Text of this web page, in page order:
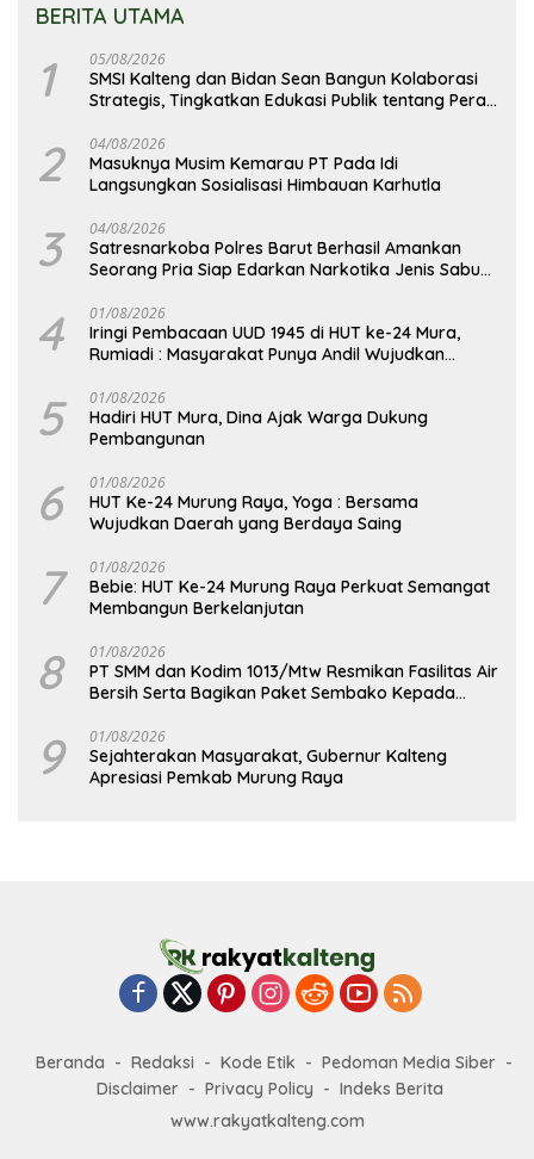
BERITA UTAMA
1 05/08/2026
SMSI Kalteng dan Bidan Sean Bangun Kolaborasi
Strategis, Tingkatkan Edukasi Publik tentang Peran
2 04/08/2026
Masuknya Musim Kemarau PT Pada Idi
Langsungkan Sosialisasi Himbauan Karhutla
3 04/08/2026
Satresnarkoba Polres Barut Berhasil Amankan
Seorang Pria Siap Edarkan Narkotika Jenis Sabu
4 01/08/2026
Iringi Pembacaan UUD 1945 di HUT ke-24 Mura,
Rumiadi : Masyarakat Punya Andil Wujudkan
5 01/08/2026
Hadiri HUT Mura, Dina Ajak Warga Dukung
Pembangunan
6 01/08/2026
HUT Ke-24 Murung Raya, Yoga : Bersama
Wujudkan Daerah yang Berdaya Saing
7 01/08/2026
Bebie: HUT Ke-24 Murung Raya Perkuat Semangat
Membangun Berkelanjutan
8 01/08/2026
PT SMM dan Kodim 1013/Mtw Resmikan Fasilitas Air
Bersih Serta Bagikan Paket Sembako Kepada
9 01/08/2026
Sejahterakan Masyarakat, Gubernur Kalteng
Apresiasi Pemkab Murung Raya
Beranda Redaksi Kode Etik
Pedoman Media Siber
Disclaimer
Privacy Policy
Indeks Berita
www.rakyatkalteng.com